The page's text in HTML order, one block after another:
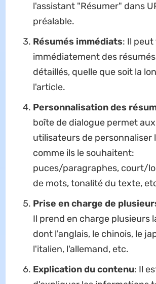
l'assistant "Résumer" dans
préalable.
Résumés immédiats: Il
immédiatement des
détaillés, quelle que soit la
l'article.
Personnalisation des
boîte de dialogue permet aux
utilisateurs de personnaliser
comme ils le souhaitent:
puces/paragraphes, court/
de mots, tonalité du texte,
Prise en charge de
Il prend en charge plusieurs
dont l'anglais, le chinois, le
l'italien, l'allemand, etc.
Explication du contenu: Il